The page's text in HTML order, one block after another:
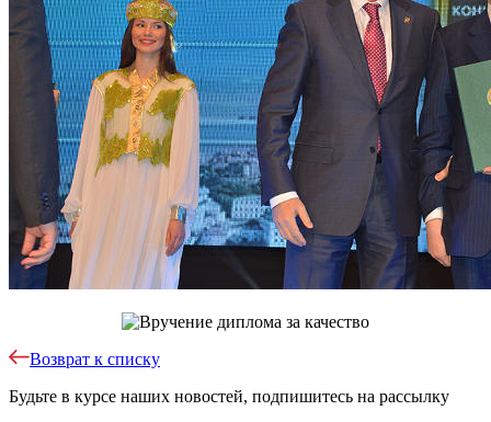
Возврат к списку
Будьте в курсе наших новостей, подпишитесь на рассылку